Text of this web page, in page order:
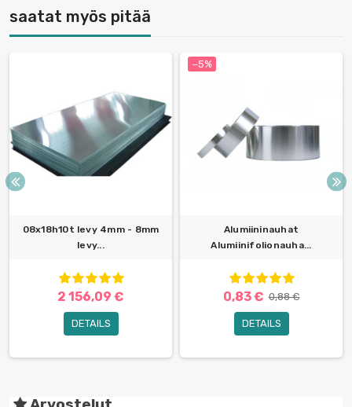
saatat myös pitää
08x18h10t levy 4mm - 8mm
levy...
2 156,09 €
DETAILS
−5%
Alumiininauhat
Alumiinifolionauha...
0,83 € 0,88 €
DETAILS